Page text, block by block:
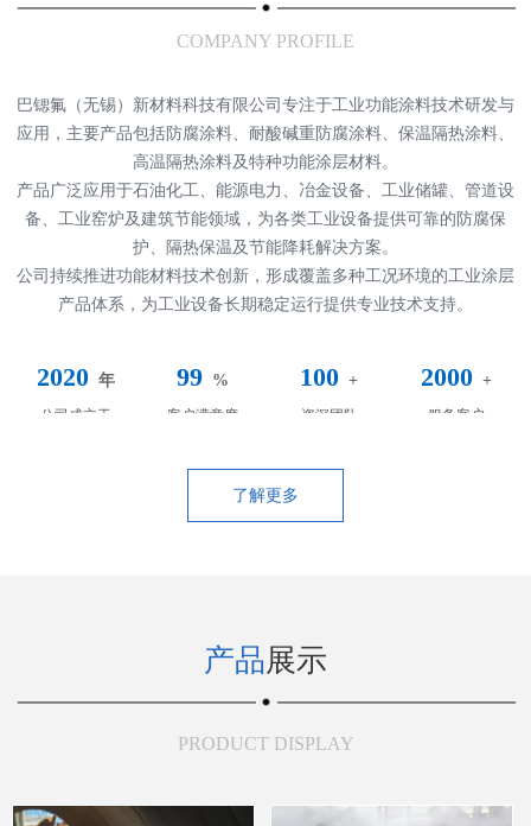
COMPANY PROFILE
巴锶氟（无锡）新材料科技有限公司专注于工业功能涂料技术研发与
应用，主要产品包括防腐涂料、耐酸碱重防腐涂料、保温隔热涂料、
高温隔热涂料及特种功能涂层材料。
产品广泛应用于石油化工、能源电力、冶金设备、工业储罐、管道设
备、工业窑炉及建筑节能领域，为各类工业设备提供可靠的防腐保
护、隔热保温及节能降耗解决方案。
公司持续推进功能材料技术创新，形成覆盖多种工况环境的工业涂层
产品体系，为工业设备长期稳定运行提供专业技术支持。
2020 年
公司成立于
99 %
客户满意度
100 +
资深团队
2000 +
服务客户
了解更多
产品展示
PRODUCT DISPLAY